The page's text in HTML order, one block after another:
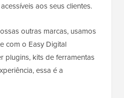
aos seus clientes.
outras marcas, usamos
com o Easy Digital
plugins, kits de ferramentas
essa é a